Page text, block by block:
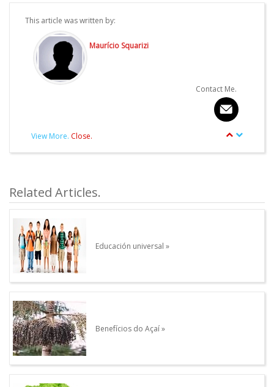
This article was written by:
Maurício Squarizi
Contact Me.
View More. Close.
Other articles written by this Author.
Related Articles.
Educación universal
Benefícios do Açaí